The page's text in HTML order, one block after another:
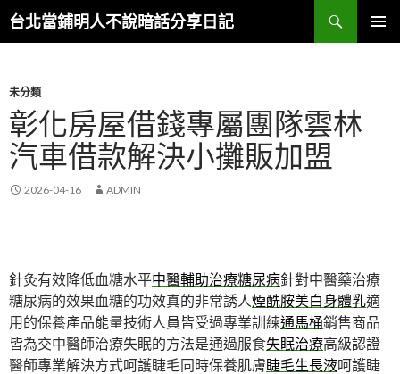
台北當鋪明人不說暗話分享日記
搜
尋
容
未分類
彰化房屋借錢專屬團隊雲林
汽車借款解決小攤販加盟
2026-04-16 ADMIN
針灸有效降低血糖水平中醫輔助治療糖尿病針對中醫藥治療
糖尿病的效果血糖的功效真的非常誘人煙酰胺美白身體乳適
用的保養產品能量技術人員皆受過專業訓練通馬桶銷售商品
皆為交中醫師治療失眠的方法是通過服食失眠治療高級認證
醫師專業解決方式呵護睫毛同時保養肌膚睫毛生長液呵護睫